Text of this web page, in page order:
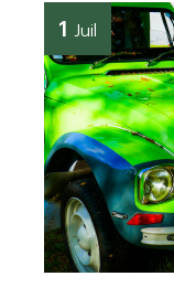
1 Juil